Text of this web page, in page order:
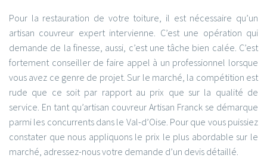
Pour la restauration de votre toiture, il est nécessaire qu’un
artisan couvreur expert intervienne. C’est une opération qui
demande de la finesse, aussi, c’est une tâche bien calée. C’est
fortement conseiller de faire appel à un professionnel lorsque
vous avez ce genre de projet. Sur le marché, la compétition est
rude que ce soit par rapport au prix que sur la qualité de
service. En tant qu’artisan couvreur Artisan Franck se démarque
parmi les concurrents dans le Val-d’Oise. Pour que vous puissiez
constater que nous appliquons le prix le plus abordable sur le
marché, adressez-nous votre demande d’un devis détaillé.